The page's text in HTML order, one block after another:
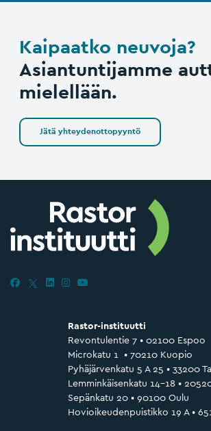
Kaipaatko neuvoja?
Asiantuntijamme
mielellään.
Jätä yhteydenottopyyntö
Rastor-instituutti
Revontulentie 7 • 02100 Espoo
Microkatu 1 • 70210 Kuopio
Pyhäjärvenkatu 5 A 25 • 33200
Lemminkäisenkatu 14–18 •
Sepänkatu 20 • 90100 Oulu
Hovioikeudenpuistikko 19 A •